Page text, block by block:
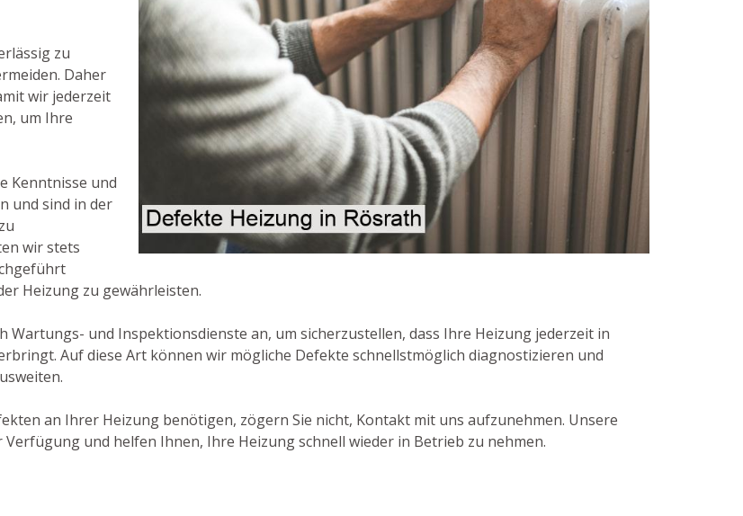
zu
Daher
wir jederzeit
um Ihre
Kenntnisse und
und sind in der
wir stets
Heizung zu gewährleisten.
und Inspektionsdienste an, um sicherzustellen, dass Ihre Heizung jederzeit in
Auf diese Art können wir mögliche Defekte schnellstmöglich diagnostizieren und
an Ihrer Heizung benötigen, zögern Sie nicht, Kontakt mit uns aufzunehmen. Unsere
und helfen Ihnen, Ihre Heizung schnell wieder in Betrieb zu nehmen.